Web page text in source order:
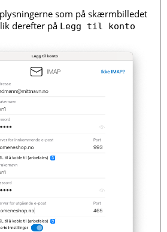
som på skærmbilledet
derefter på Legg til konto